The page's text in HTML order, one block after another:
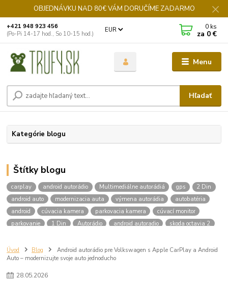
OBJEDNÁVKU NAD 80€ VÁM DORUČÍME ZADARMO
Menu
EUR
Hľadať
+421 948 923 456
(Po-Pi 14-17 hod., So 10-15 hod.)
0 ks
za 0 €
Kategórie blogu
Štítky blogu
carplay android autorádio Multimediálne autorádiá gps
2 Din
android auto
modernizacia auta výmena autorádia
autobatéria
android
cúvacia kamera parkovacia kamera
cúvací monitor
parkovanie
1 Din Autorádio android autoradio
skoda octavia 2
apple carplay volkswagen
rádio passat b6
rádio passat b7
rádio golf 5
rádio golf 6 rádio tiguan
CarPlay Škoda Octavia 2
Úvod Blog
Android autorádio pre Volkswagen s Apple CarPlay a Android
Auto – modernizujte svoje auto jednoducho
28.05.2026